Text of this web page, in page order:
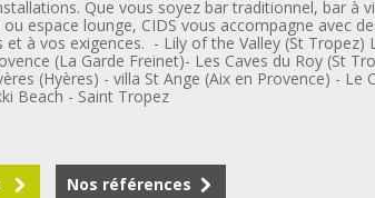
Que vous soyez bar traditionnel, bar à
espace lounge, CIDS vous accompagne avec
et à vos exigences. - Lily of the Valley (St Tropez)
(La Garde Freinet)- Les Caves du Roy (St
(Hyères) - villa St Ange (Aix en Provence) - Le
Beach - Saint Tropez
Nos références